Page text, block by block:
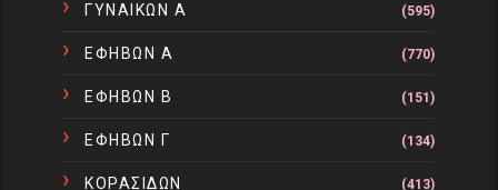
ΓΥΝΑΙΚΩΝ Α (595)
ΕΦΗΒΩΝ Α (770)
ΕΦΗΒΩΝ Β (151)
ΕΦΗΒΩΝ Γ (134)
ΚΟΡΑΣΙΔΩΝ (413)